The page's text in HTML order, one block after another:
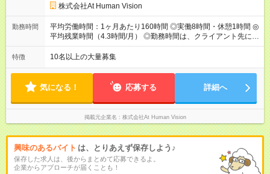
で全額支給。 【頑張りを給与・キャリアに還元します】 年に2
回⼈事評価があり等級が決まります。 等級に合わせた給与設定
のため、若い内からでも頑張り次第で給与アップが叶います。
⼀般職（20～31万円）→リーダー（⽉給26～36万円） →係⻑
～58万円） 【試用期間】試用期間あり 試用期間の長さ：6ヶ月
※ 雇用形態と給与に、本採用時と異なる部分があります。 雇用
形態：本採用時と同じです。 給与：月給 224,000円 ～ 330,000
円 上記額にはみなし残業代を含みます。※超過分は全額支給い
たします。 みなし残業代 24,000円 ～ 34,000円／月 みなし残業
時間 15時間／月
株式会社At Human Vision
勤務時間
平均労働時間：1ヶ月あたり160時間 ◎実働8時間・休憩1時間 ◎
平均残業時間（4.3時間/月） ◎勤務時間は、クライアント先に
より異なります。 ※＜シフト例＞ 10:00～19:00／11:00～
20:00 平均労働時間：1ヶ月あたり160時間 ◎実働8時間・休憩1
先に より異なります。 ※＜シフト例＞ 10:00～19:00／11:00
～20:00
特徴 10名以上の大量募集
気になる！ 応募する 詳細へ
掲載元企業名 株式会社At Human Vision
興味のあるバイト は、とりあえず保存しよう♪
保存した求人は、後からまとめて応募できるよ。
企業からアプローチが届くことも！